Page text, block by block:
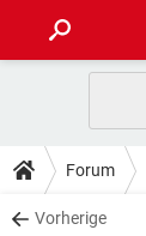
ANDROID
WINDOWS 10
TIPPS & TRICKS
SPIELE
DOWNLOADS
Forum
Vorherige